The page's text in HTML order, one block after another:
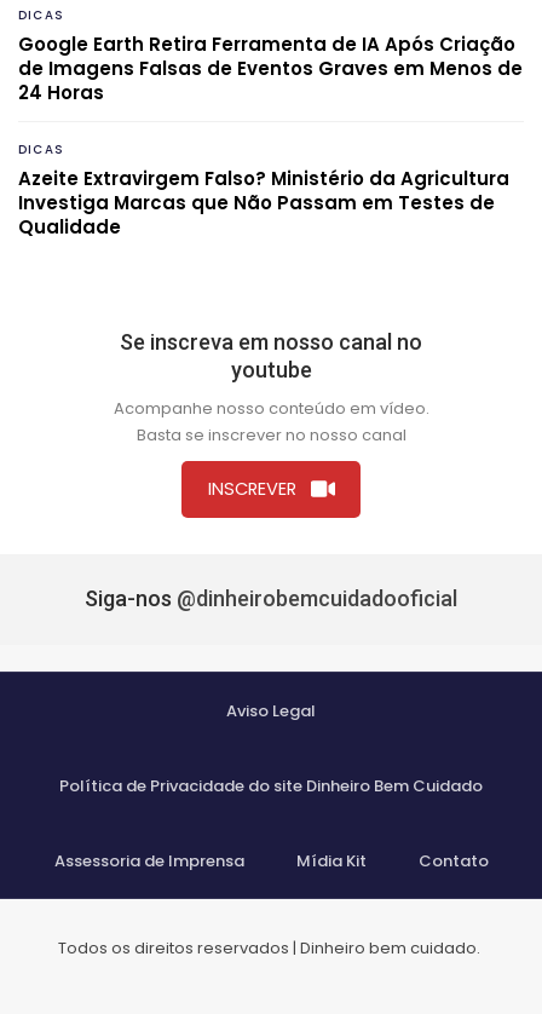
DICAS
Google Earth Retira Ferramenta de IA Após Criação
de Imagens Falsas de Eventos Graves em Menos de
24 Horas
DICAS
Azeite Extravirgem Falso? Ministério da Agricultura
Investiga Marcas que Não Passam em Testes de
Qualidade
Se inscreva em nosso canal no
youtube
Acompanhe nosso conteúdo em vídeo.
Basta se inscrever no nosso canal
INSCREVER
Siga-nos @dinheirobemcuidadooficial
Aviso Legal
Política de Privacidade do site Dinheiro Bem Cuidado
Assessoria de Imprensa Mídia Kit Contato
Todos os direitos reservados | Dinheiro bem cuidado.